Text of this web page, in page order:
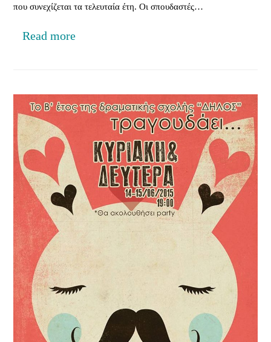
που συνεχίζεται τα τελευταία έτη. Οι σπουδαστές…
Read more